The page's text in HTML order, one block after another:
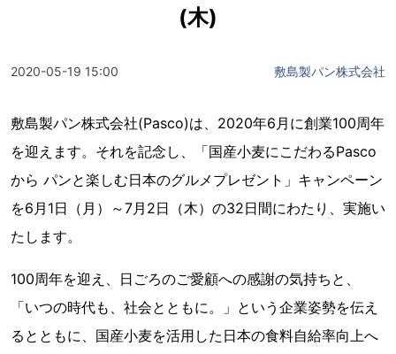
(木)
2020-05-19 15:00 敷島製パン株式会社
敷島製パン株式会社(Pasco)は、2020年6月に創業100周年
を迎えます。それを記念し、「国産小麦にこだわるPasco
から パンと楽しむ日本のグルメプレゼント」キャンペーン
を6月1日（月）～7月2日（木）の32日間にわたり、実施い
たします。
100周年を迎え、日ごろのご愛顧への感謝の気持ちと、
「いつの時代も、社会とともに。」という企業姿勢を伝え
るとともに、国産小麦を活用した日本の食料自給率向上へ